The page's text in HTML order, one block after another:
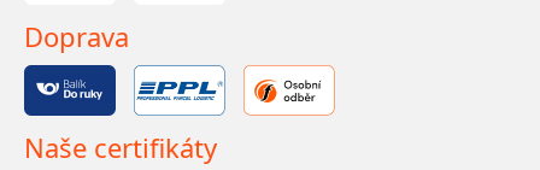
Doprava
Naše certifikáty